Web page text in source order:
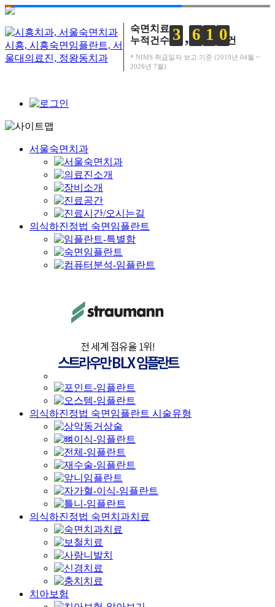
숙면치료
누적건수 3 6 1 0건
* NIMS 취급일자 보고 기준 (2019년 04월 ~
2026년 7월)
서울숙면치과
의식하진정법 숙면임플란트
의식하진정법 숙면임플란트 시술유형
의식하진정법 숙면치과치료
치아보험